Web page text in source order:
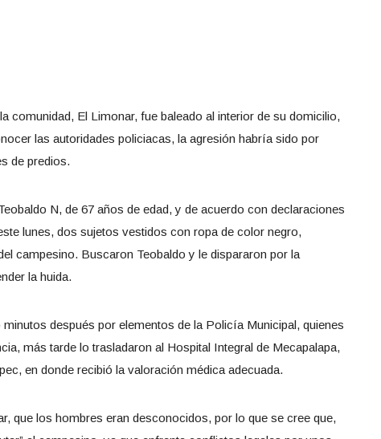
comunidad, El Limonar, fue baleado al interior de su domicilio,
las autoridades policiacas, la agresión habría sido por
de predios.
N, de 67 años de edad, y de acuerdo con declaraciones
lunes, dos sujetos vestidos con ropa de color negro,
campesino. Buscaron Teobaldo y le dispararon por la
la huida.
después por elementos de la Policía Municipal, quienes
más tarde lo trasladaron al Hospital Integral de Mecapalapa,
en donde recibió la valoración médica adecuada.
que los hombres eran desconocidos, por lo que se cree que,